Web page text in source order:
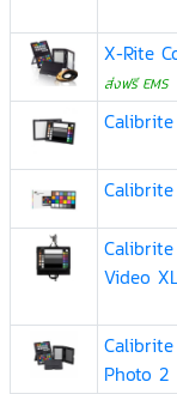
X-Rite
ส่งฟรี EMS
Video
Photo 2